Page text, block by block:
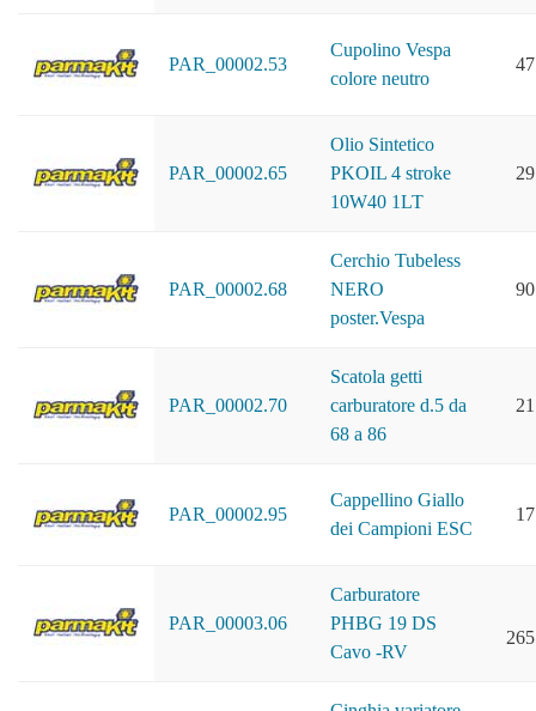
PAR_00002.53
Cupolino Vespa
colore neutro
PAR_00002.65
Olio Sintetico
PKOIL 4 stroke
10W40 1LT
PAR_00002.68
Cerchio Tubeless
NERO
poster.Vespa
PAR_00002.70
Scatola getti
carburatore d.5 da
68 a 86
PAR_00002.95
Cappellino Giallo
dei Campioni ESC
PAR_00003.06
Carburatore
PHBG 19 DS
Cavo -RV